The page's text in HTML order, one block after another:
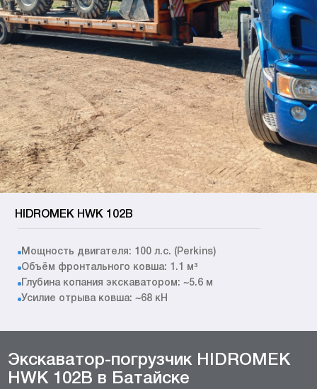
HIDROMEK HWK 102B
Мощность двигателя: 100 л.с. (Perkins)
Объём фронтального ковша: 1.1 м³
Глубина копания экскаватором: ~5.6 м
Усилие отрыва ковша: ~68 кН
Экскаватор-погрузчик HIDROMEK
HWK 102B в Батайске